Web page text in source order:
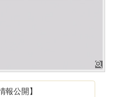
報公開】